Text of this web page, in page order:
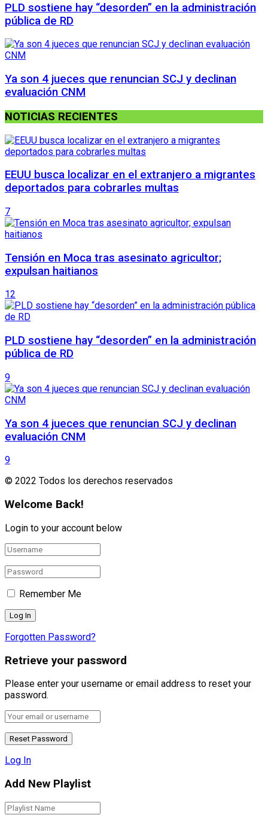
PLD sostiene hay “desorden” en la administración
pública de RD
Ya son 4 jueces que renuncian SCJ y declinan
evaluación CNM
NOTICIAS RECIENTES
EEUU busca localizar en el extranjero a migrantes
deportados para cobrarles multas
7
Tensión en Moca tras asesinato agricultor;
expulsan haitianos
12
PLD sostiene hay “desorden” en la administración
pública de RD
9
Ya son 4 jueces que renuncian SCJ y declinan
evaluación CNM
9
© 2022 Todos los derechos reservados
Welcome Back!
Login to your account below
Remember Me
Forgotten Password?
Retrieve your password
Please enter your username or email address to reset your
password.
Log In
Add New Playlist